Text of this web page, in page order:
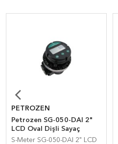
PETROZEN
Petrozen SG-050-DAI 2"
LCD Oval Dişli Sayaç
S-Meter SG-050-DAI 2" LCD